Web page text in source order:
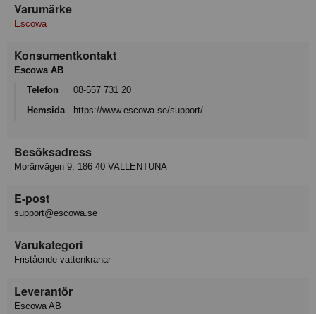
Varumärke
Escowa
Konsumentkontakt
Escowa AB
Telefon
08-557 731 20
Hemsida
https://www.escowa.se/support/
Besöksadress
Moränvägen 9, 186 40 VALLENTUNA
E-post
support@escowa.se
Varukategori
Fristående vattenkranar
Leverantör
Escowa AB